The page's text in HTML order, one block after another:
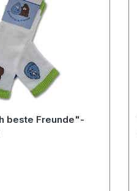
beste Freunde"-